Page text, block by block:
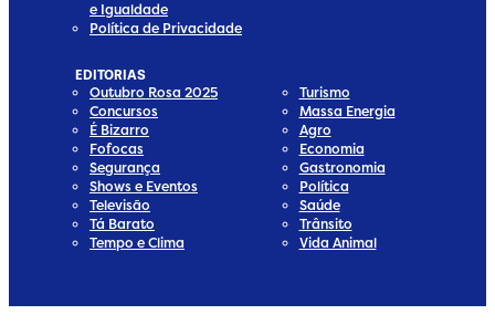
e Igualdade
Política de Privacidade
EDITORIAS
Outubro Rosa 2025
Concursos
É Bizarro
Fofocas
Segurança
Shows e Eventos
Televisão
Tá Barato
Tempo e Clima
Turismo
Massa Energia
Agro
Economia
Gastronomia
Política
Saúde
Trânsito
Vida Animal